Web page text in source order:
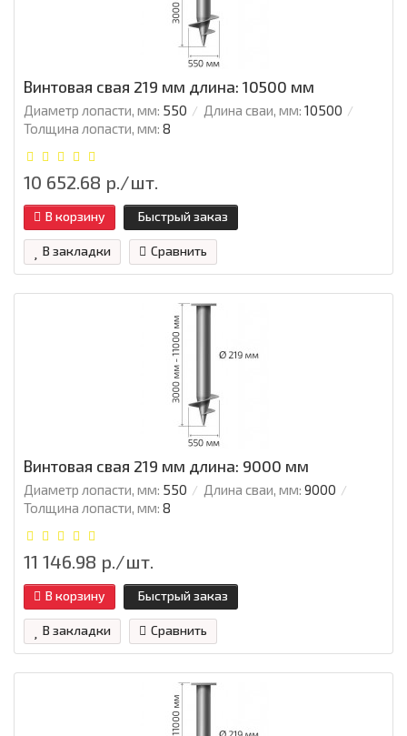
Винтовая свая 219 мм длина: 10500 мм
Диаметр лопасти, мм: 550 Длина сваи, мм: 10500
Толщина лопасти, мм: 8
10 652.68 р./шт.
В корзину Быстрый заказ
В закладки Сравнить
Винтовая свая 219 мм длина: 9000 мм
Диаметр лопасти, мм: 550 Длина сваи, мм: 9000
Толщина лопасти, мм: 8
11 146.98 р./шт.
В корзину Быстрый заказ
В закладки Сравнить